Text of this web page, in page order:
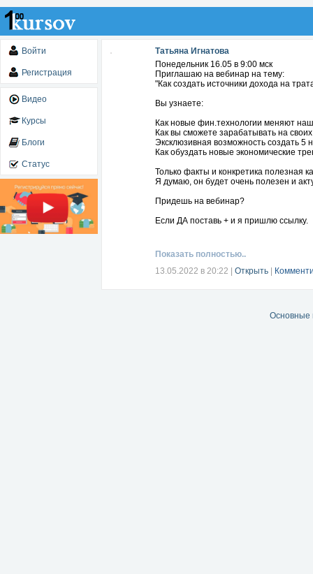
Войти
Регистрация
Видео
Курсы
Блоги
Статус
Татьяна Игнатова
Понедельник 16.05 в 9:00 мск
Приглашаю на вебинар на тему:
"Как создать источники дохода на
Вы узнаете:
Как новые фин.технологии меняют
Как вы сможете зарабатывать на
Эксклюзивная возможность создать 5
Как обуздать новые экономические
Только факты и конкретика полезная
Я думаю, он будет очень полезен и
Придешь на вебинар?
Если ДА поставь + и я пришлю ссылку.
Показать полностью..
13.05.2022 в 20:22
Открыть
Основные